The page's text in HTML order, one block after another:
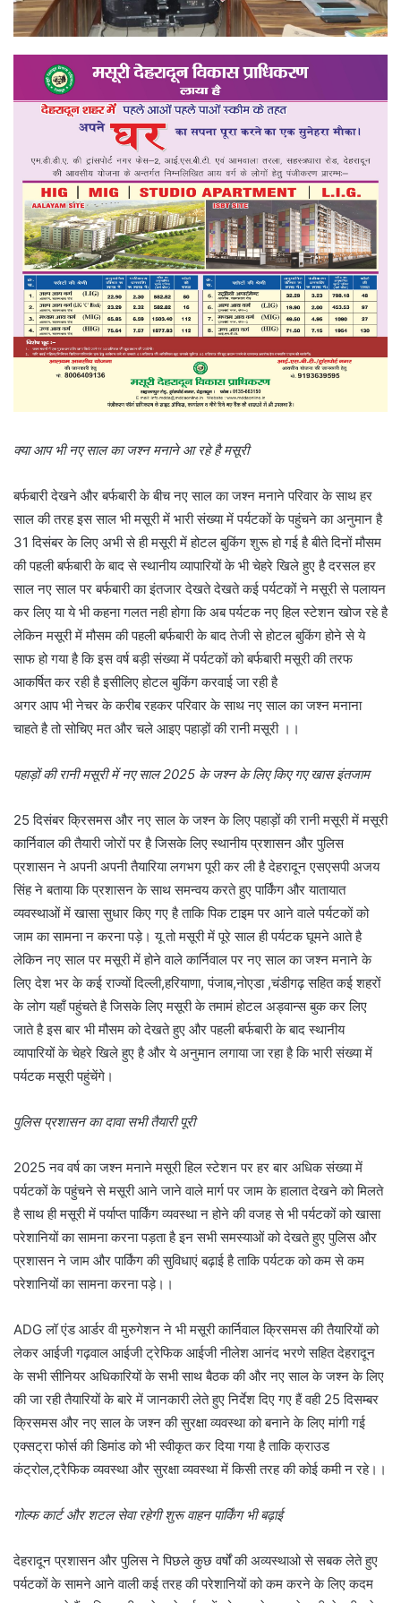
क्या आप भी नए साल का जश्न मनाने आ रहे है मसूरी
बर्फबारी देखने और बर्फबारी के बीच नए साल का जश्न मनाने परिवार के साथ हर
साल की तरह इस साल भी मसूरी में भारी संख्या में पर्यटकों के पहुंचने का अनुमान है
31 दिसंबर के लिए अभी से ही मसूरी में होटल बुकिंग शुरू हो गई है बीते दिनों मौसम
की पहली बर्फबारी के बाद से स्थानीय व्यापारियों के भी चेहरे खिले हुए है दरसल हर
साल नए साल पर बर्फबारी का इंतजार देखते देखते कई पर्यटकों ने मसूरी से पलायन
कर लिए या ये भी कहना गलत नही होगा कि अब पर्यटक नए हिल स्टेशन खोज रहे है
लेकिन मसूरी में मौसम की पहली बर्फबारी के बाद तेजी से होटल बुकिंग होने से ये
साफ हो गया है कि इस वर्ष बड़ी संख्या में पर्यटकों को बर्फबारी मसूरी की तरफ
आकर्षित कर रही है इसीलिए होटल बुकिंग करवाई जा रही है
अगर आप भी नेचर के करीब रहकर परिवार के साथ नए साल का जश्न मनाना
चाहते है तो सोचिए मत और चले आइए पहाड़ों की रानी मसूरी ।।
पहाड़ों की रानी मसूरी में नए साल 2025 के जश्न के लिए किए गए खास इंतजाम
25 दिसंबर क्रिसमस और नए साल के जश्न के लिए पहाड़ों की रानी मसूरी में मसूरी
कार्निवाल की तैयारी जोरों पर है जिसके लिए स्थानीय प्रशासन और पुलिस
प्रशासन ने अपनी अपनी तैयारिया लगभग पूरी कर ली है देहरादून एसएसपी अजय
सिंह ने बताया कि प्रशासन के साथ समन्वय करते हुए पार्किंग और यातायात
व्यवस्थाओं में खासा सुधार किए गए है ताकि पिक टाइम पर आने वाले पर्यटकों को
जाम का सामना न करना पड़े। यू तो मसूरी में पूरे साल ही पर्यटक घूमने आते है
लेकिन नए साल पर मसूरी में होने वाले कार्निवाल पर नए साल का जश्न मनाने के
लिए देश भर के कई राज्यों दिल्ली,हरियाणा, पंजाब,नोएडा ,चंडीगढ़ सहित कई शहरों
के लोग यहाँ पहुंचते है जिसके लिए मसूरी के तमामं होटल अड्वान्स बुक कर लिए
जाते है इस बार भी मौसम को देखते हुए और पहली बर्फबारी के बाद स्थानीय
व्यापारियों के चेहरे खिले हुए है और ये अनुमान लगाया जा रहा है कि भारी संख्या में
पर्यटक मसूरी पहुंचेंगे।
पुलिस प्रशासन का दावा सभी तैयारी पूरी
2025 नव वर्ष का जश्न मनाने मसूरी हिल स्टेशन पर हर बार अधिक संख्या में
पर्यटकों के पहुंचने से मसूरी आने जाने वाले मार्ग पर जाम के हालात देखने को मिलते
है साथ ही मसूरी में पर्याप्त पार्किंग व्यवस्था न होने की वजह से भी पर्यटकों को खासा
परेशानियों का सामना करना पड़ता है इन सभी समस्याओं को देखते हुए पुलिस और
प्रशासन ने जाम और पार्किंग की सुविधाएं बढ़ाई है ताकि पर्यटक को कम से कम
परेशानियों का सामना करना पड़े।।
ADG लॉ एंड आर्डर वी मुरुगेशन ने भी मसूरी कार्निवाल क्रिसमस की तैयारियों को
लेकर आईजी गढ़वाल आईजी ट्रेफिक आईजी नीलेश आनंद भरणे सहित देहरादून
के सभी सीनियर अधिकारियों के सभी साथ बैठक की और नए साल के जश्न के लिए
की जा रही तैयारियों के बारे में जानकारी लेते हुए निर्देश दिए गए हैं वही 25 दिसम्बर
क्रिसमस और नए साल के जश्न की सुरक्षा व्यवस्था को बनाने के लिए मांगी गई
एक्सट्रा फोर्स की डिमांड को भी स्वीकृत कर दिया गया है ताकि क्राउड
कंट्रोल,ट्रैफिक व्यवस्था और सुरक्षा व्यवस्था में किसी तरह की कोई कमी न रहे।।
गोल्फ कार्ट और शटल सेवा रहेगी शुरू वाहन पार्किंग भी बढ़ाई
देहरादून प्रशासन और पुलिस ने पिछले कुछ वर्षों की अव्यस्थाओ से सबक लेते हुए
पर्यटकों के सामने आने वाली कई तरह की परेशानियों को कम करने के लिए कदम